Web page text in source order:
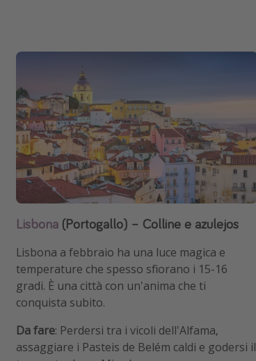
Lisbona (Portogallo) – Colline e azulejos
Lisbona a febbraio ha una luce magica e
temperature che spesso sfiorano i 15-16
gradi. È una città con un'anima che ti
conquista subito.
Da fare: Perdersi tra i vicoli dell'Alfama,
assaggiare i Pasteis de Belém caldi e godersi il